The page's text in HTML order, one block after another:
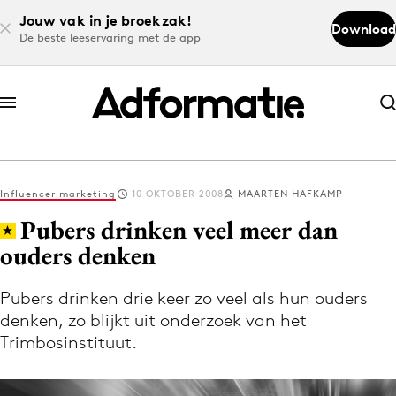
Jouw vak in je broekzak!
De beste leeservaring met de app
Download
Abonneer nu
Abonneer nu
Log in
Volg het laatste nieuws via de Adformatie
Nieuws app
Influencer marketing 10 OKTOBER 2008 MAARTEN HAFKAMP
Pubers drinken veel meer dan
ouders denken
Pubers drinken drie keer zo veel als hun ouders
denken, zo blijkt uit onderzoek van het
Trimbosinstituut.